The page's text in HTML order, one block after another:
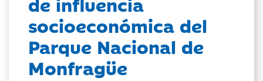
socioeconómica del
Parque Nacional de
Monfragüe